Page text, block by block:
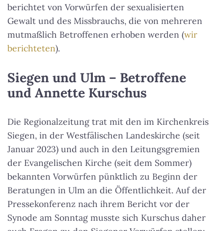
berichtet von Vorwürfen der sexualisierten
Gewalt und des Missbrauchs, die von mehreren
mutmaßlich Betroffenen erhoben werden (wir
berichteten).
Siegen und Ulm – Betroffene
und Annette Kurschus
Die Regionalzeitung trat mit den im Kirchenkreis
Siegen, in der Westfälischen Landeskirche (seit
Januar 2023) und auch in den Leitungsgremien
der Evangelischen Kirche (seit dem Sommer)
bekannten Vorwürfen pünktlich zu Beginn der
Beratungen in Ulm an die Öffentlichkeit. Auf der
Pressekonferenz nach ihrem Bericht vor der
Synode am Sonntag musste sich Kurschus daher